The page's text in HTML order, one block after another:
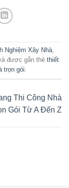
Nghiệm Xây Nhà,
được gắn thẻ thiết
trọn gói.
Thi Công Nhà
Gói Từ A Đến Z